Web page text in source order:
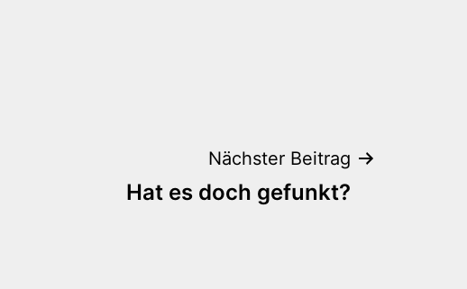
Nächster Beitrag
Hat es doch gefunkt?